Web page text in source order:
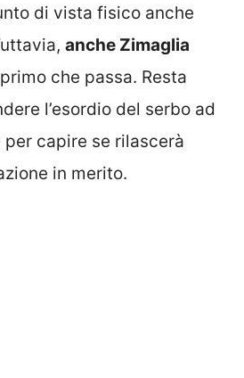
di vista fisico anche
anche Zimaglia
che passa. Resta
l’esordio del serbo ad
capire se rilascerà
in merito.